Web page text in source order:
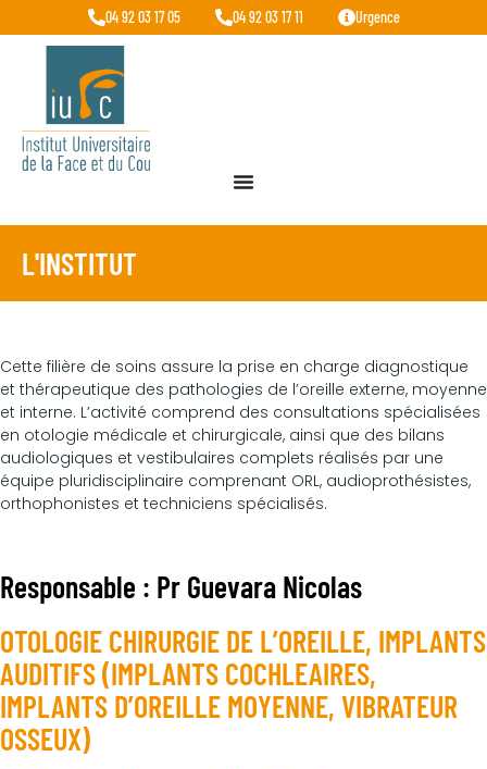
04 92 03 17 05 04 92 03 17 11 Urgence
L'INSTITUT
Cette filière de soins assure la prise en charge diagnostique
et thérapeutique des pathologies de l’oreille externe, moyenne
et interne. L’activité comprend des consultations spécialisées
en otologie médicale et chirurgicale, ainsi que des bilans
audiologiques et vestibulaires complets réalisés par une
équipe pluridisciplinaire comprenant ORL, audioprothésistes,
orthophonistes et techniciens spécialisés.
Responsable : Pr Guevara Nicolas
OTOLOGIE CHIRURGIE DE L’OREILLE, IMPLANTS
AUDITIFS (IMPLANTS COCHLEAIRES,
IMPLANTS D’OREILLE MOYENNE, VIBRATEUR
OSSEUX)